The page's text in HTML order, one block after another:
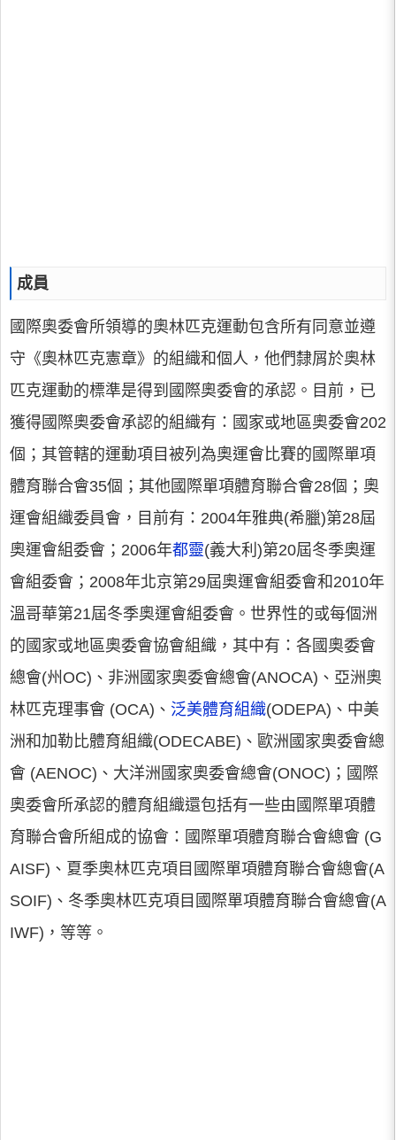
成員
國際奧委會所領導的奧林匹克運動包含所有同意並遵
守《奧林匹克憲章》的組織和個人，他們隸屑於奧林
匹克運動的標準是得到國際奧委會的承認。目前，已
獲得國際奧委會承認的組織有：國家或地區奧委會202
個；其管轄的運動項目被列為奧運會比賽的國際單項
體育聯合會35個；其他國際單項體育聯合會28個；奧
運會組織委員會，目前有：2004年雅典(希臘)第28屆
奧運會組委會；2006年都靈(義大利)第20屆冬季奧運
會組委會；2008年北京第29屆奧運會組委會和2010年
溫哥華第21屆冬季奧運會組委會。世界性的或每個洲
的國家或地區奧委會協會組織，其中有：各國奧委會
總會(州OC)、非洲國家奧委會總會(ANOCA)、亞洲奧
林匹克理事會 (OCA)、 泛美體育組織(ODEPA)、中美
洲和加勒比體育組織(ODECABE)、歐洲國家奧委會總
會 (AENOC)、大洋洲國家奧委會總會(ONOC)；國際
奧委會所承認的體育組織還包括有一些由國際單項體
育聯合會所組成的協會：國際單項體育聯合會總會 (G
AISF)、夏季奧林匹克項目國際單項體育聯合會總會(A
SOIF)、冬季奧林匹克項目國際單項體育聯合會總會(A
IWF)，等等。